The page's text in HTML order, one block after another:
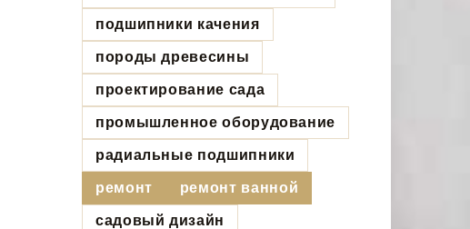
подшипники качения
породы древесины
проектирование сада
промышленное оборудование
радиальные подшипники
ремонт ремонт ванной
садовый дизайн